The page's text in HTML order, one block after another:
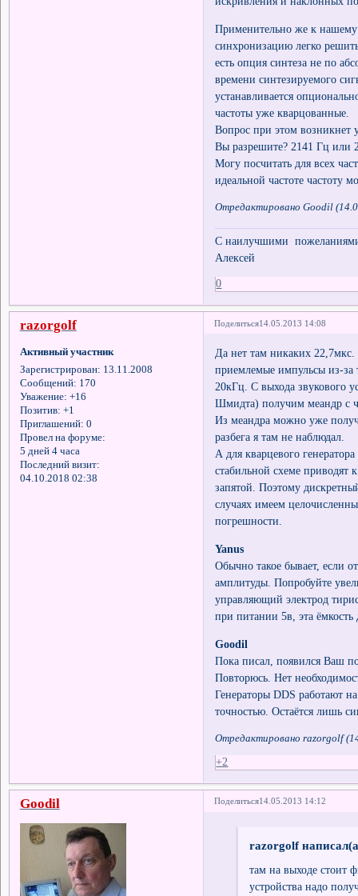
Применительно же к нашему
синхронизацию легко
есть опция синтеза не по
времени синтезируемого
устанавливается
частоты уже кварцованные.
Вопрос при этом возникнет
Вы разрешите? 2141 Гц или
Могу посчитать для всех
идеальной частоте частоту
Отредактировано Goodil
С наилучшими пожеланиями
Алексей
0
Поделиться14.05.2013 14:08
razorgolf
Активный участник
Зарегистрирован: 13.11.2008
Сообщений: 170
Уважение: +16
Позитив: +1
Приглашений: 0
Провел на форуме:
5 дней 4 часа
Последний визит:
04.10.2018 02:38
Да нет там никаких 22,7мкс.
приемлемые импульсы из-за
20кГц. С выхода звукового
Шмидта) получим меандр с
Из меандра можно уже
разбега я там не наблюдал.
А для кварцевого
стабильной схеме
запятой. Поэтому
случаях имеем
погрешности.
Yanus
Обычно такое бывает, если
амплитуды. Попробуйте
управляющий электрод
при питании 5в, эта
Goodil
Пока писал, появился Ваш
Повторюсь. Нет
Генераторы DDS работают
точностью. Остаётся лишь
Отредактировано razorgolf
+2
Поделиться14.05.2013 14:12
Goodil
razorgolf
там на выходе стоит
устройства надо